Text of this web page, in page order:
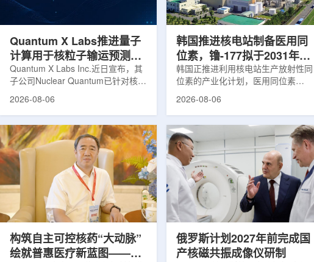
产，并在2031年开始全面量产。之
后，韩国水力原子力还将扩大生产范
Dynamic Couch，以及表面引导放
射治疗系统IDENTIFY。亚洲大学医
Quantum X Labs推进量子
计算用于核粒子输运预测模
拟
Quantum X Labs Inc.近日宣布，其
子公司Nuclear Quantum已针对核工
业计算模拟中的一项瓶颈提出新方
算密集型场景。据介绍，传统粒子输
运模拟在核医学系统设计中具有重要
作用，但往往需要大量计算资源，并
伴随较长运行时间，影响研发和优化
效率。Nuclear Quantum此次提出的
技术，旨在把物理输运模型转化为量
子电路，使粒子传播和随机游走动力
学能够直接在量子计算框架中表示和
2026-08-06
韩国推进核电站制备医用同
位素，镥-177拟于2031年商
业化生产
韩国正推进利用核电站生产放射性同
位素的产业化计划，医用同位素
镥-177(Lu-177)被列为首个商业化目
产，后续还可能将产品范围扩大至
钴-60、氚-3和氦-3等同位素。Lu-
177是当前全球放射性药物市场中应
用较广的治疗性放射性同位素，可用
于前列腺癌、神经内分泌肿瘤等疾病
相关放射性药物。此前，韩国所需
Lu-177完全依赖进口。由于其半衰
期约为6.6天，从生产、运输到药物
2026-08-06
构筑自主可控核药“大动脉”
绘就普惠医疗新蓝图——专
俄罗斯计划2027年前完成国
产核磁共振成像仪研制